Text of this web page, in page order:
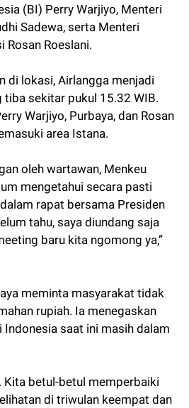
(BI) Perry Warjiyo, Menteri
Sadewa, serta Menteri
Rosan Roeslani.
di lokasi, Airlangga menjadi
tiba sekitar pukul 15.32 WIB.
Warjiyo, Purbaya, dan Rosan
area Istana.
oleh wartawan, Menkeu
mengetahui secara pasti
rapat bersama Presiden
tahu, saya diundang saja
baru kita ngomong ya,”
meminta masyarakat tidak
rupiah. Ia menegaskan
saat ini masih dalam
Kita betul-betul memperbaiki
di triwulan keempat dan